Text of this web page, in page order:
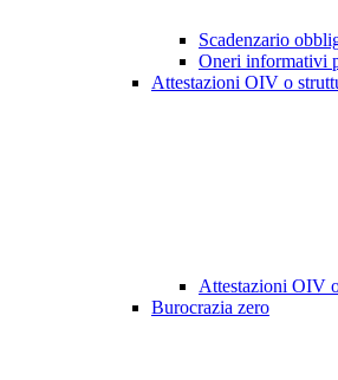
Scadenzario
Oneri informativi
Attestazioni OIV o
Attestazioni OIV
Burocrazia zero